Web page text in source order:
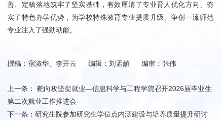
善、定稿落地筑牢了坚实基础，有效厘清了专业育人优化方向、夯
实了特色办学优势，为学校特殊教育专业提质升级、争创一流师范
专业注入了强劲动能。
撰稿：宿淑华、李开云 编辑：刘孟頔 编审：张伟
上一条：
靶向攻坚促就业—信息科学与工程学院召开2026届毕业生
第二次就业工作推进会
下一条： 研究生院参加研究生学位点内涵建设与培养质量提升研讨